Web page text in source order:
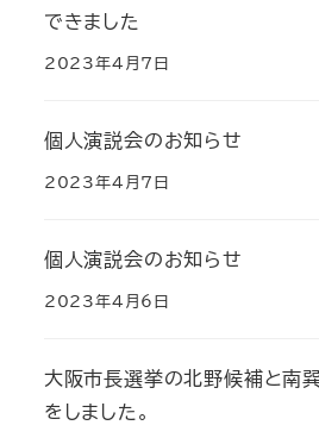
できました
2023年4月7日
個人演説会のお知らせ
2023年4月7日
個人演説会のお知らせ
2023年4月6日
大阪市長選挙の北野候補と南
をしました。